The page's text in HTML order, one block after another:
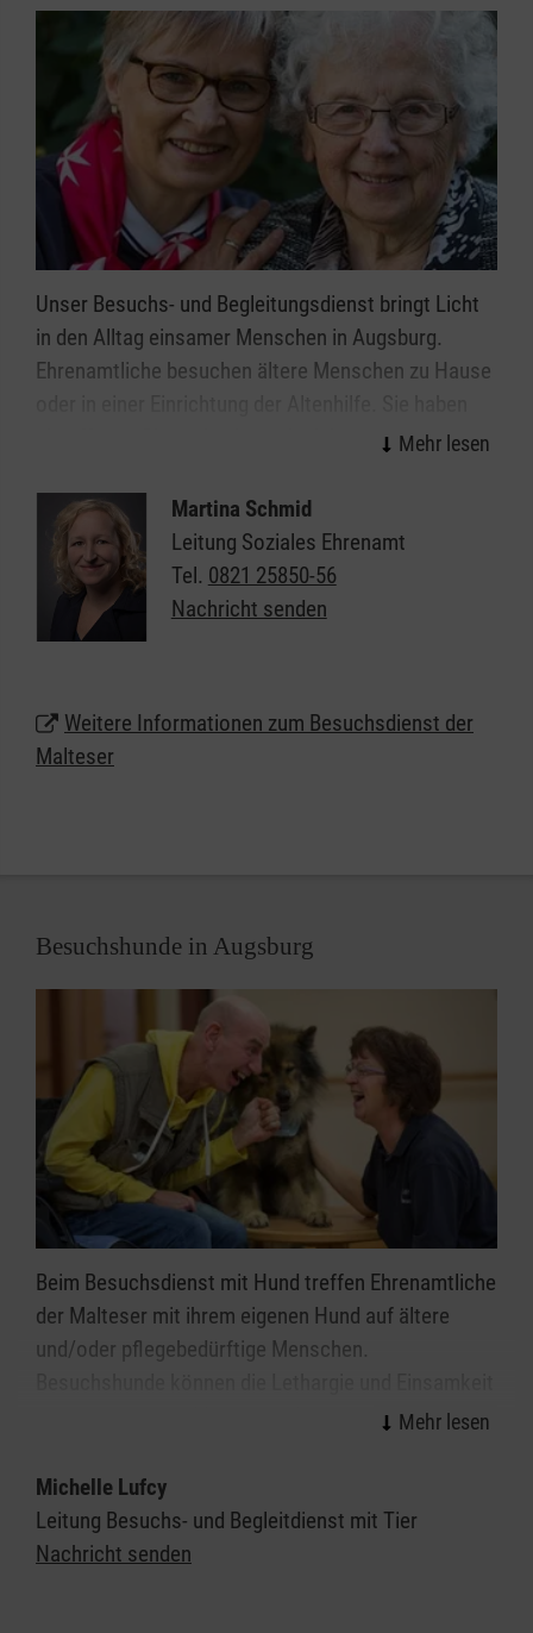
Unser Besuchs- und Begleitungsdienst bringt Licht
in den Alltag einsamer Menschen in Augsburg.
Ehrenamtliche besuchen ältere Menschen zu Hause
Lebenssituation der älteren Menschen ein. Hier ist
Raum für die persönlichen Bedürfnisse, für die
Lebensgeschichte und das aktuelle Befinden. Kleine
Handreichungen im Alltag, ein Spaziergang ins
Grüne, ein Besuch im Stadtcafé bereiten
Martina Schmid
Leitung Soziales Ehrenamt
Tel. 0821 25850-56
Nachricht senden
Weitere Informationen zum Besuchsdienst der
Malteser
Besuchshunde in Augsburg
Beim Besuchsdienst mit Hund treffen Ehrenamtliche
der Malteser mit ihrem eigenen Hund auf ältere
und/oder pflegebedürftige Menschen.
zurückgezogener Menschen durchbrechen und
Freude bereiten.
Besonders Hunde sind in der Lage, Körper, Geist und
Seele aufs Tiefste zu berühren und zu bewegen.
Michelle Lufcy
Leitung Besuchs- und Begleitdienst mit Tier
Nachricht senden